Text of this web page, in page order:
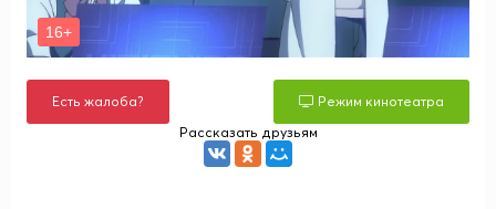
Есть жалоба?
Режим кинотеатра
Рассказать друзьям